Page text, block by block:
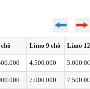
Limo 9 chỗ Limo 12
4.500.000 5.000.000
7.000.000 7.500.000